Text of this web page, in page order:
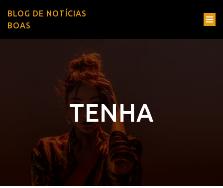
BLOG DE NOTÍCIAS
BOAS
TENHA